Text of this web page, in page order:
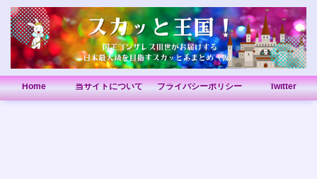
Home 当サイトについて プライバシーポリシー Twitter